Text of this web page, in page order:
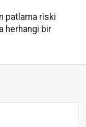
patlama riski
herhangi bir